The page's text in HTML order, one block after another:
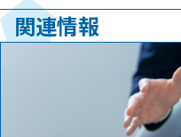
関連情報